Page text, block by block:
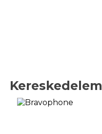
Kereskedelem